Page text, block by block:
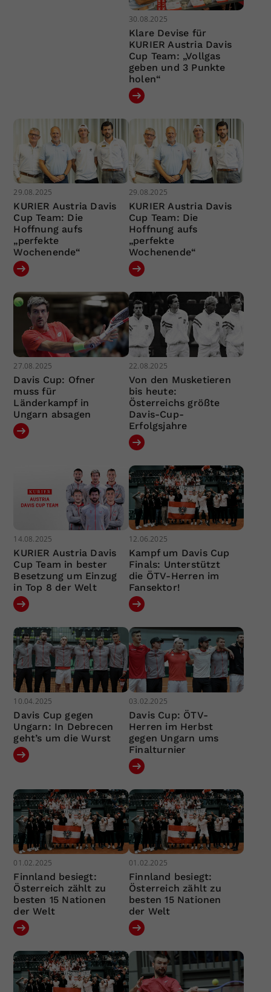
30.08.2025
Klare Devise für
KURIER Austria Davis
Cup Team: „Vollgas
geben und 3 Punkte
holen“
29.08.2025
KURIER Austria Davis
Cup Team: Die
Hoffnung aufs
„perfekte
Wochenende“
29.08.2025
KURIER Austria Davis
Cup Team: Die
Hoffnung aufs
„perfekte
Wochenende“
27.08.2025
Davis Cup: Ofner
muss für
Länderkampf in
Ungarn absagen
22.08.2025
Von den Musketieren
bis heute:
Österreichs größte
Davis-Cup-
Erfolgsjahre
14.08.2025
KURIER Austria Davis
Cup Team in bester
Besetzung um Einzug
in Top 8 der Welt
12.06.2025
Kampf um Davis Cup
Finals: Unterstützt
die ÖTV-Herren im
Fansektor!
10.04.2025
Davis Cup gegen
Ungarn: In Debrecen
geht’s um die Wurst
03.02.2025
Davis Cup: ÖTV-
Herren im Herbst
gegen Ungarn ums
Finalturnier
01.02.2025
Finnland besiegt:
Österreich zählt zu
besten 15 Nationen
der Welt
01.02.2025
Finnland besiegt:
Österreich zählt zu
besten 15 Nationen
der Welt